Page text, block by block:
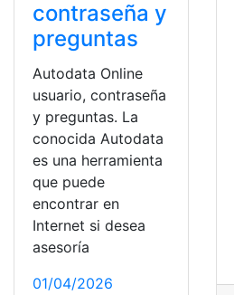
contraseña y
preguntas
Autodata Online
usuario, contraseña
y preguntas. La
conocida Autodata
es una herramienta
que puede
encontrar en
Internet si desea
asesoría
01/04/2026